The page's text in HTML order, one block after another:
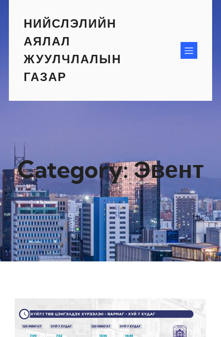
contentНИЙСЛЭЛИЙН
АЯЛАЛ
ЖУУЛЧЛАЛЫН
ГАЗАР
Category:Эвент